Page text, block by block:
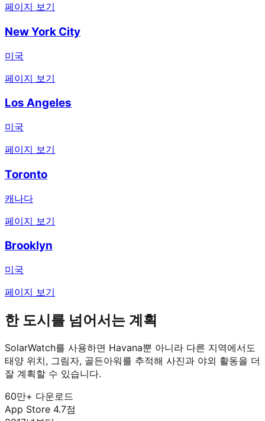
페이지 보기
New York City
미국
페이지 보기
Los Angeles
미국
페이지 보기
Toronto
캐나다
페이지 보기
Brooklyn
미국
페이지 보기
한 도시를 넘어서는 계획
SolarWatch를 사용하면 Havana뿐 아니라 다른 지역에서도
태양 위치, 그림자, 골든아워를 추적해 사진과 야외 활동을 더
잘 계획할 수 있습니다.
60만+ 다운로드
App Store 4.7점